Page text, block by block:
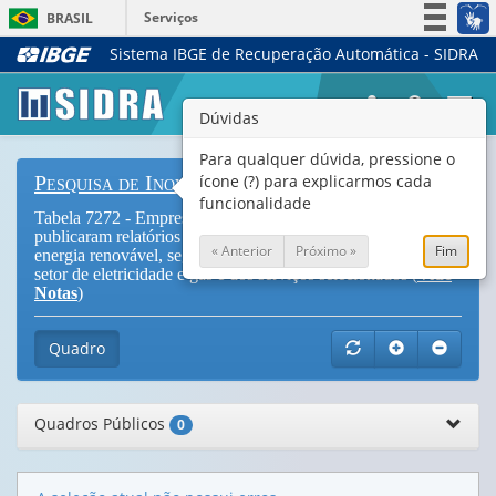
BRASIL
Serviços
Simplifique!
Legislação
Canais
Sistema IBGE de Recuperação Automática - SIDRA
Pesquisa de Inovação
Tabela 7272 - Empresas que implementaram inovações, que
publicaram relatórios de sustentabilidade e/ou produziram
energia renovável, segundo as atividades da indústria, do
setor de eletricidade e gás e dos serviços selecionados (
Vide
Notas)
Quadro
Quadros Públicos 0
Dúvidas
Para qualquer dúvida, pressione o
ícone (?) para explicarmos cada
funcionalidade
« Anterior Próximo » Fim